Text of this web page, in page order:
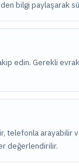
bilgi paylaşarak
edin. Gerekli
telefonla arayabilir
değerlendirilir.